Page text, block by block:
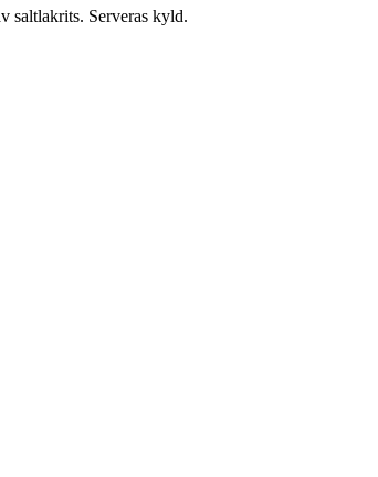
saltlakrits. Serveras kyld.